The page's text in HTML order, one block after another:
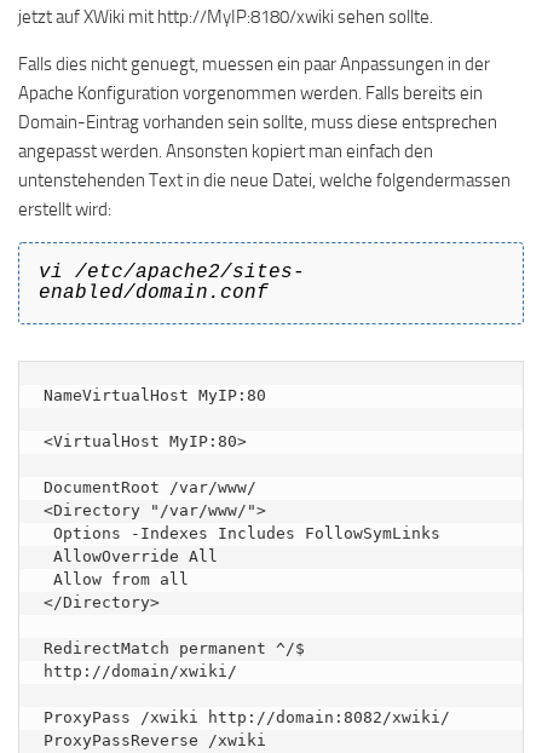
jetzt auf XWiki mit http://MyIP:8180/xwiki sehen sollte.
Falls dies nicht genuegt, muessen ein paar Anpassungen in der
Apache Konfiguration vorgenommen werden. Falls bereits ein
Domain-Eintrag vorhanden sein sollte, muss diese entsprechen
angepasst werden. Ansonsten kopiert man einfach den
untenstehenden Text in die neue Datei, welche folgendermassen
erstellt wird:
vi /etc/apache2/sites-
enabled/domain.conf
NameVirtualHost MyIP:80
<VirtualHost MyIP:80>
DocumentRoot /var/www/
<Directory "/var/www/">
</Directory>
RedirectMatch permanent ^/$
http://domain/xwiki/
ProxyPass /xwiki http://domain:8082/xwiki/
ProxyPassReverse /xwiki